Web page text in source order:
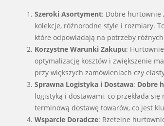
Szeroki Asortyment: Dobre hurtownie
kolekcje, różnorodne style i rozmiary.
które odpowiadają na potrzeby
Korzystne Warunki Zakupu:
optymalizację kosztów i zwiększenie
przy większych zamówieniach czy
Sprawna Logistyka i Dostawa: Dobre
logistyką i dostawami, co przekłada
terminową dostawę towarów, co jest
Wsparcie Doradcze: Rzetelne